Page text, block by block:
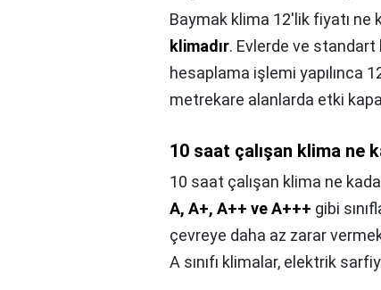
Baymak klima 12'lik fiyatı ne
klimadır. Evlerde ve
hesaplama işlemi yapılınca
metrekare alanlarda etki
10 saat çalışan klima ne
10 saat çalışan klima ne
A, A+, A++ ve A+++ gibi
çevreye daha az zarar
A sınıfı klimalar, elektrik